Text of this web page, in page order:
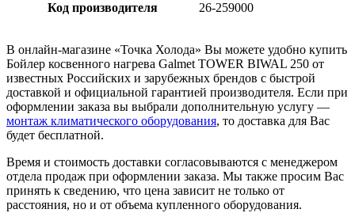
Код производителя 26-259000
В онлайн-магазине «Точка Холода» Вы можете удобно купить
Бойлер косвенного нагрева Galmet TOWER BIWAL 250 от
известных Российских и зарубежных брендов с быстрой
доставкой и официальной гарантией производителя. Если при
оформлении заказа вы выбрали дополнительную услугу —
монтаж климатического оборудования, то доставка для Вас
будет бесплатной.
Время и стоимость доставки согласовываются с менеджером
отдела продаж при оформлении заказа. Мы также просим Вас
принять к сведению, что цена зависит не только от
расстояния, но и от объема купленного оборудования.